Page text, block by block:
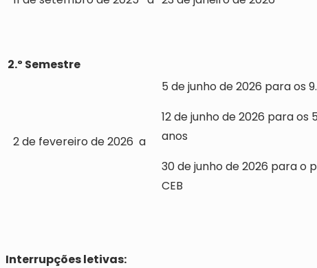
2.º Semestre
2 de fevereiro de 2026 a
5 de junho de 2026 para os
12 de junho de 2026 para os
anos
30 de junho de 2026 para o
CEB
Interrupções letivas: